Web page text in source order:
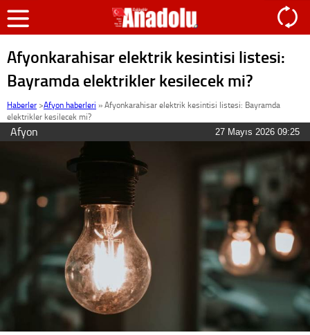
Afyonkarahisar elektrik kesintisi listesi:
Bayramda elektrikler kesilecek mi?
Haberler >Afyon haberleri »Afyonkarahisar elektrik kesintisi listesi: Bayramda
elektrikler kesilecek mi?
Afyon 27 Mayıs 2026 09:25